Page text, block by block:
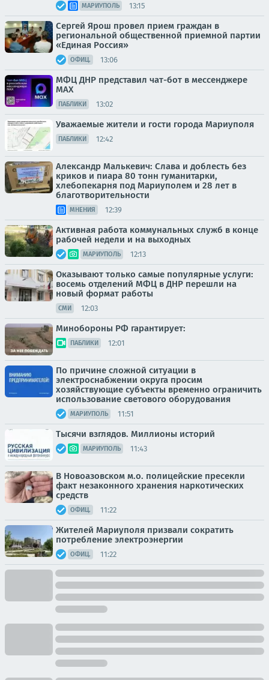
МАРИУПОЛЬ 13:15
Сергей Ярош провел прием граждан в
региональной общественной приемной партии
«Единая Россия»
ОФИЦ. 13:06
МФЦ ДНР представил чат-бот в мессенджере
MAX
ПАБЛИКИ 13:02
Уважаемые жители и гости города Мариуполя
ПАБЛИКИ 12:42
Александр Малькевич: Слава и доблесть без
криков и пиара 80 тонн гуманитарки,
хлебопекарня под Мариуполем и 28 лет в
благотворительности
МНЕНИЯ 12:39
Активная работа коммунальных служб в конце
рабочей недели и на выходных
МАРИУПОЛЬ 12:13
Оказывают только самые популярные услуги:
восемь отделений МФЦ в ДНР перешли на
новый формат работы
СМИ 12:03
Минобороны РФ гарантирует:
ПАБЛИКИ 12:01
По причине сложной ситуации в
электроснабжении округа просим
хозяйствующие субъекты временно ограничить
использование светового оборудования
МАРИУПОЛЬ 11:51
Тысячи взглядов. Миллионы историй
МАРИУПОЛЬ 11:43
В Новоазовском м.о. полицейские пресекли
факт незаконного хранения наркотических
средств
ОФИЦ. 11:22
Жителей Мариуполя призвали сократить
потребление электроэнергии
ОФИЦ. 11:22